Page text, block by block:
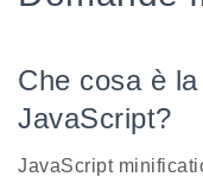
Che cosa è
JavaScript?
JavaScript